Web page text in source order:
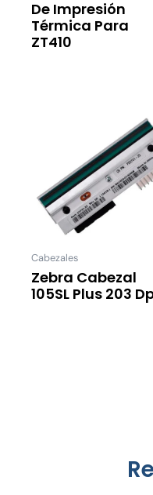
De Impresión
Térmica Para
ZT410
Cabezales
Zebra Cabezal
105SL Plus 203